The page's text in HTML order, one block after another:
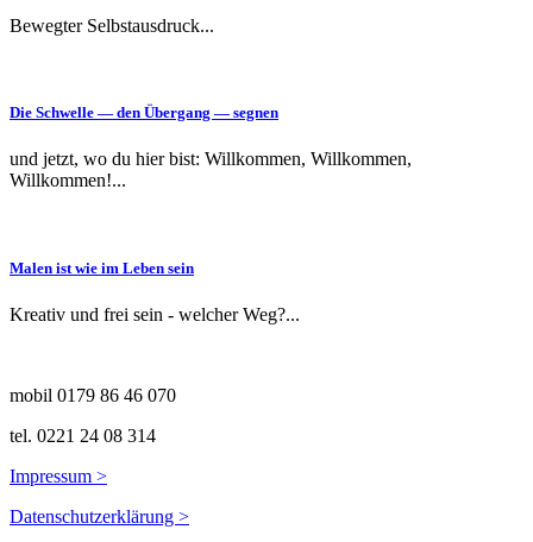
Bewegter Selbstausdruck...
Die Schwelle — den Über­gang — segnen
und jetzt, wo du hier bist: Willkommen, Willkommen,
Willkommen!...
Malen ist wie im Leben sein
Kreativ und frei sein - welcher Weg?...
mobil 0179 86 46 070
tel. 0221 24 08 314
Impres­sum >
Daten­schutzerk­lärung >